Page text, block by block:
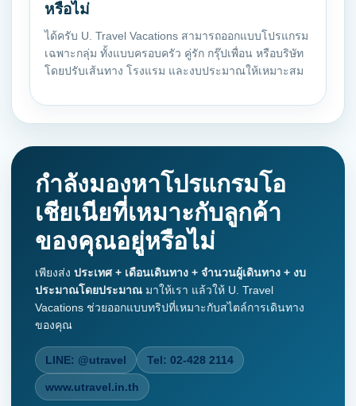
หรือไม่
ได้ครับ U. Travel Vacations สามารถออกแบบโปรแกรม
เฉพาะกลุ่ม ทั้งแบบครอบครัว คู่รัก กรุ๊ปเพื่อน หรือบริษัท
โดยปรับเส้นทาง โรงแรม และงบประมาณให้เหมาะสม
กำลังมองหาโปรแกรมโอ
เชียเนียที่เหมาะกับลูกค้า
ของคุณอยู่หรือไม่
เพียงส่ง ประเทศ + เดือนเดินทาง + จำนวนผู้เดินทาง + งบ
ประมาณโดยประมาณ มาให้เรา แล้วให้ U. Travel
Vacations ช่วยออกแบบทริปที่เหมาะกับสไตล์การเดินทาง
ของคุณ
LINE: @utravel Tel: 02-428 2114
www.utravel.in.th